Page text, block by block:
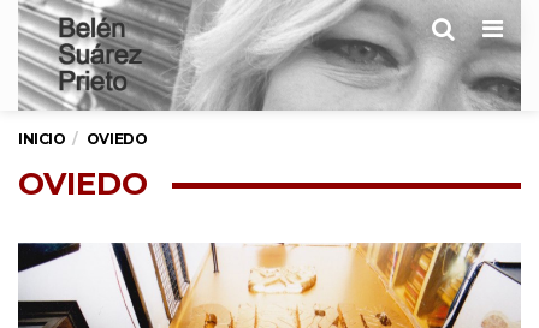
INICIO OVIEDO
OVIEDO